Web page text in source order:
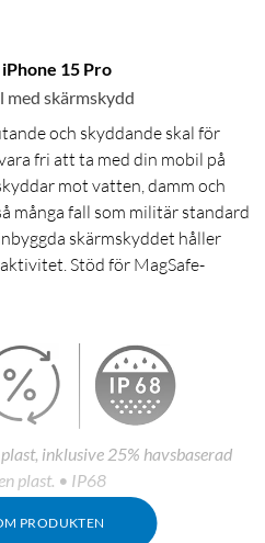
15 Pro
skärmskydd
och skyddande skal för
fri att ta med din mobil på
mot vatten, damm och
många fall som militär standard
skärmskyddet håller
Stöd för MagSafe-
PRODUKTEN
inklusive 25% havsbaserad
plast. • IP68